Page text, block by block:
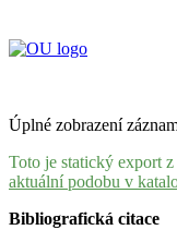
Úplné zobrazení
Toto je statický export
aktuální podobu v
Bibliografická citace